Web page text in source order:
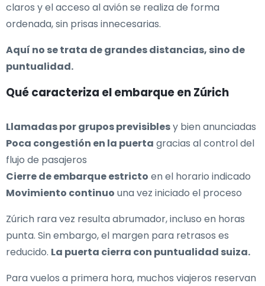
claros y el acceso al avión se realiza de forma
ordenada, sin prisas innecesarias.
Aquí no se trata de grandes distancias, sino de
puntualidad.
Qué caracteriza el embarque en Zúrich
Llamadas por grupos previsiblesy bien anunciadas
Poca congestión en la puerta gracias al control del
flujo de pasajeros
Cierre de embarque estricto en el horario indicado
Movimiento continuo una vez iniciado el proceso
Zúrich rara vez resulta abrumador, incluso en horas
punta. Sin embargo, el margen para retrasos es
reducido. La puerta cierra con puntualidad suiza.
Para vuelos a primera hora, muchos viajeros reservan